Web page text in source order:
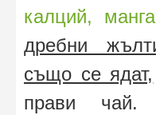
калций,
дребни
също се ядат,
прави чай.